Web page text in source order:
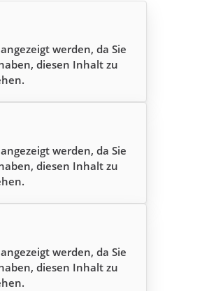
werden, da Sie
diesen Inhalt zu
werden, da Sie
diesen Inhalt zu
werden, da Sie
diesen Inhalt zu